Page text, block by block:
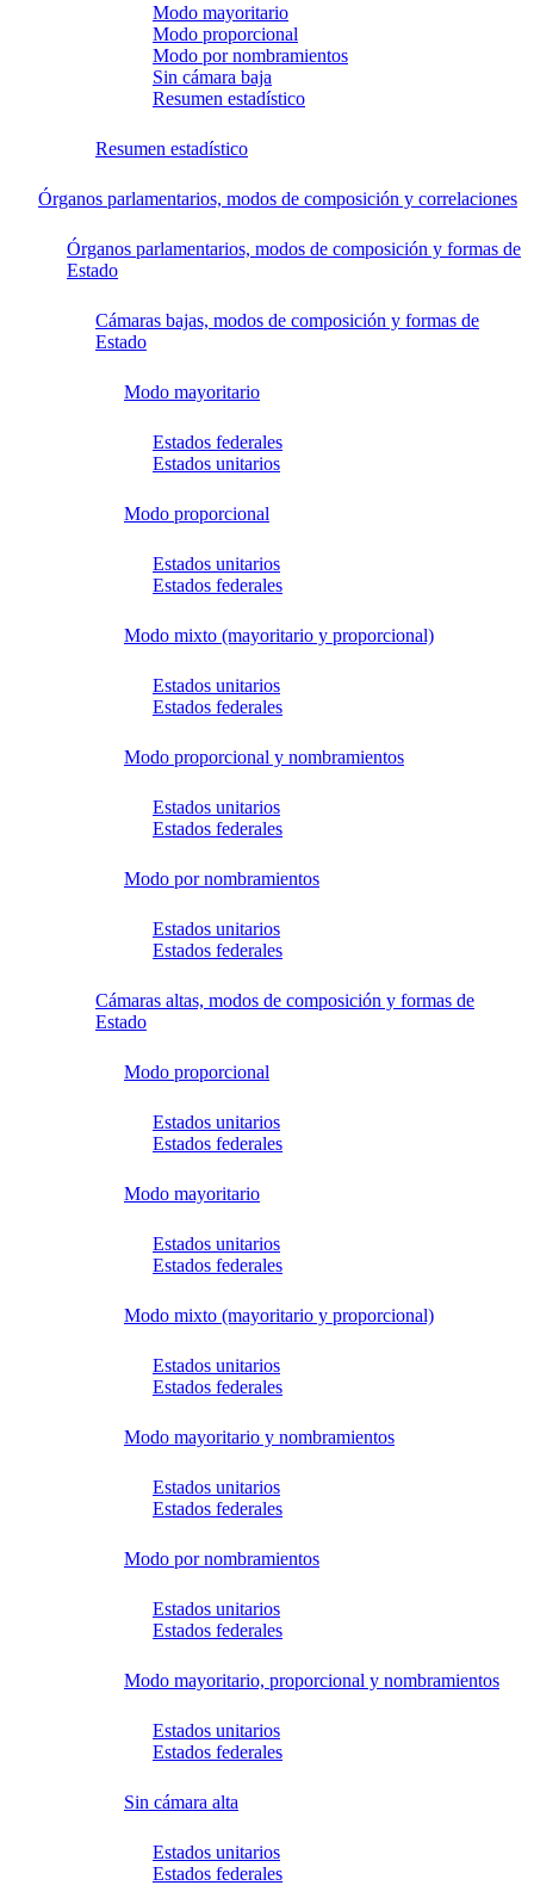
Modo mayoritario
Modo proporcional
Modo por nombramientos
Sin cámara baja
Resumen estadístico
Resumen estadístico
Órganos parlamentarios, modos de composición y correlaciones
Órganos parlamentarios, modos de composición y formas de
Estado
Cámaras bajas, modos de composición y formas de
Estado
Modo mayoritario
Estados federales
Estados unitarios
Modo proporcional
Estados unitarios
Estados federales
Modo mixto (mayoritario y proporcional)
Estados unitarios
Estados federales
Modo proporcional y nombramientos
Estados unitarios
Estados federales
Modo por nombramientos
Estados unitarios
Estados federales
Cámaras altas, modos de composición y formas de
Estado
Modo proporcional
Estados unitarios
Estados federales
Modo mayoritario
Estados unitarios
Estados federales
Modo mixto (mayoritario y proporcional)
Estados unitarios
Estados federales
Modo mayoritario y nombramientos
Estados unitarios
Estados federales
Modo por nombramientos
Estados unitarios
Estados federales
Modo mayoritario, proporcional y nombramientos
Estados unitarios
Estados federales
Sin cámara alta
Estados unitarios
Estados federales